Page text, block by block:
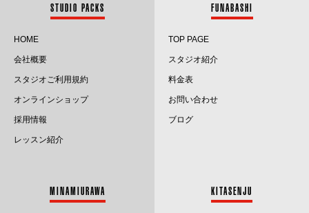
2025.7
2025.5
STUDIO PACKS
HOME
会社概要
スタジオご利用規約
オンラインショップ
採用情報
レッスン紹介
FUNABASHI
TOP PAGE
スタジオ紹介
料金表
お問い合わせ
ブログ
MINAMIURAWA KITASENJU